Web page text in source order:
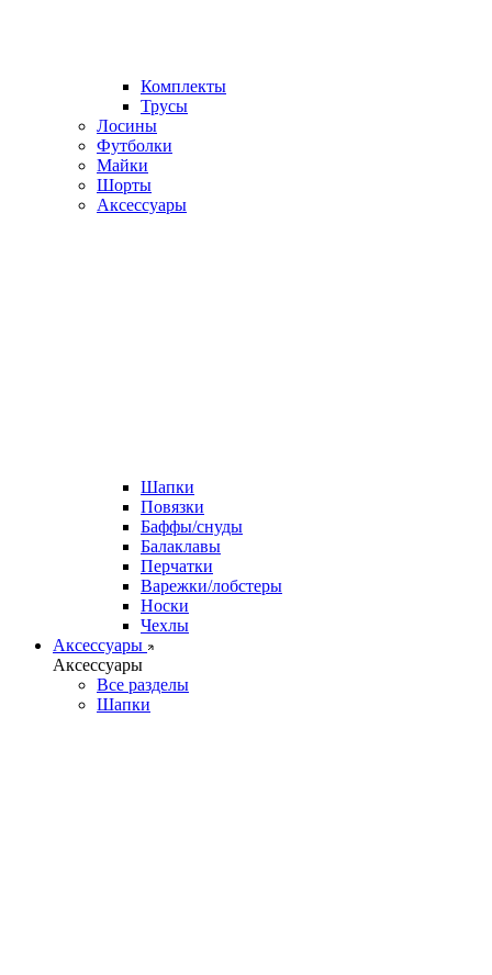
Комплекты
Трусы
Лосины
Футболки
Майки
Шорты
Аксессуары
Шапки
Повязки
Баффы/снуды
Балаклавы
Перчатки
Варежки/лобстеры
Носки
Чехлы
Аксессуары
Аксессуары
Все разделы
Шапки